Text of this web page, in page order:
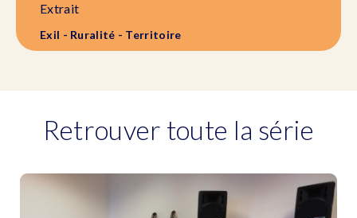
Extrait
Exil - Ruralité - Territoire
Retrouver toute la série